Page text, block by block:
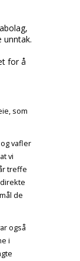
unntak.
for å
som
vafler
vi
treffe
de
også
i